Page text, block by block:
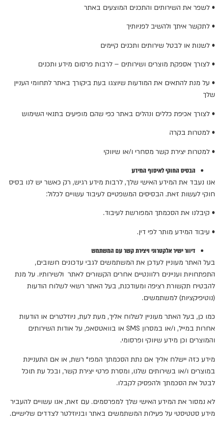
• לשפר את השירותים והתכנים המוצעים באתר
• לתקשר איתך ולהשיב לפניותיך
• לשנות או לבטל שירותים ותכנים קיימים
• לצורך אספקת מוצרים ושירותים – לרבות פרסום מידע ותכנים
• על מנת להתאים את המודעות שיוצגו בעת ביקורך באתר לתחומי העניין
שלך
• לצורך אכיפת כללים ונהלים באתר כפי שהם מופיעים בתנאי השימוש
• למטרות בקרה
• למטרות יצירת קשר מסחרי ו/או שיווקי
הבסיס החוקי לאיסוף המידע
אנו נעבד את המידע האישי שלך, לרבות מידע רגיש, רק כאשר יש לנו בסיס
חוקי לעשות זאת. הבסיסים המשפטיים לעיבוד עשויים לכלול:
• קיבלנו את הסכמתך המפורשת לעיבוד.
• עיבוד המידע מותר לפי דין.
דיוור ישיר אלקטרוני ויצירת קשר עם המשתמש
בעל האתר מעוניין לעדכן את המשתמשים לגבי עדכונים חשובים,
התפתחויות ועניינים רלוונטיים אחרים הקשורים לאתר ולשירותיו. על מנת
להבטיח תקשורת רציפה ומעודכנת, בעל האתר רשאי לשלוח הודעות
(נוטיפיקציות) למשתמשים.
כמו כן, בעל האתר מעוניין לשלוח אליך, מעת לעת, ניוזלטרים או הודעות
אחרות במייל, ו/או במסרון SMS או בוואטסאפ, על אודות השירותים
והמוצרים וכן מידע שיווקי ופרסומי.
מידע כזה יישלח אליך אם נתת הסכמתך המפו* רשת, או אם התעניינת
במוצרים ו/או בשירותים שלנו, ומסרת פרטי יצירת קשר, ובכל עת תוכל
לבטל את הסכמתך ולהפסיק לקבלו.
לא נמסור את המידע האישי שלך למפרסמים. עם זאת, אנו עשויים להעביר
מידע סטטיסטי על פעילות המשתמשים באתר ובניוזלטר לצדדים שלישיים.